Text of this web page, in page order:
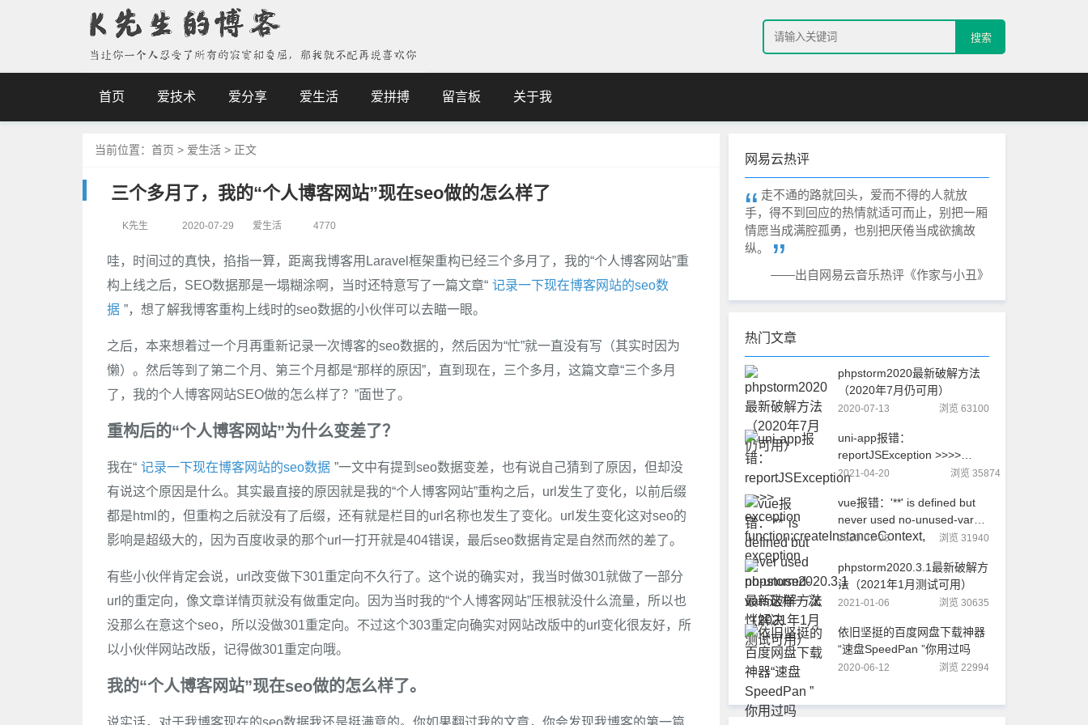
搜索
首页 爱技术 爱分享 爱生活 爱拼搏 留言板 关于我
当前位置： 首页 > 爱生活 > 正文
三个多月了，我的“个人博客网站”现在seo做的怎么样了
K先生 2020-07-29 爱生活 4770
哇，时间过的真快，掐指一算，距离我博客用Laravel框架重构已经三个多月了，我的“个人博客网站”重
构上线之后，SEO数据那是一塌糊涂啊，当时还特意写了一篇文章“ 记录一下现在博客网站的seo数
据 ”，想了解我博客重构上线时的seo数据的小伙伴可以去瞄一眼。
之后，本来想着过一个月再重新记录一次博客的seo数据的，然后因为“忙”就一直没有写（其实时因为
懒）。然后等到了第二个月、第三个月都是“那样的原因”，直到现在，三个多月，这篇文章“三个多月
了，我的个人博客网站SEO做的怎么样了？”面世了。
重构后的“个人博客网站”为什么变差了？
我在“ 记录一下现在博客网站的seo数据 ”一文中有提到seo数据变差，也有说自己猜到了原因，但却没
有说这个原因是什么。其实最直接的原因就是我的“个人博客网站”重构之后，url发生了变化，以前后缀
都是html的，但重构之后就没有了后缀，还有就是栏目的url名称也发生了变化。url发生变化这对seo的
影响是超级大的，因为百度收录的那个url一打开就是404错误，最后seo数据肯定是自然而然的差了。
有些小伙伴肯定会说，url改变做下301重定向不久行了。这个说的确实对，我当时做301就做了一部分
url的重定向，像文章详情页就没有做重定向。因为当时我的“个人博客网站”压根就没什么流量，所以也
没那么在意这个seo，所以没做301重定向。不过这个303重定向确实对网站改版中的url变化很友好，所
以小伙伴网站改版，记得做301重定向哦。
我的“个人博客网站”现在seo做的怎么样了。
说实话，对于我博客现在的seo数据我还是挺满意的。你如果翻过我的文章，你会发现我博客的第一篇
网易云热评
走不通的路就回头，爱而不得的人就放
手，得不到回应的热情就适可而止，别把一厢
情愿当成满腔孤勇，也别把厌倦当成欲擒故
纵。
——出自网易云音乐热评《作家与小丑》
热门文章
phpstorm2020最新破解方法
（2020年7月仍可用）
2020-07-13 浏览 63100
uni-app报错：
reportJSException >>>>
exception
exception
2021-04-20 浏览 35874
vue报错：'**' is defined but
never used no-unused-vars
这样一次性解决
2020-07-08 浏览 31940
phpstorm2020.3.1最新破解方
法（2021年1月测试可用）
2021-01-06 浏览 30635
依旧坚挺的百度网盘下载神器
“速盘SpeedPan ”你用过吗
2020-06-12 浏览 22994